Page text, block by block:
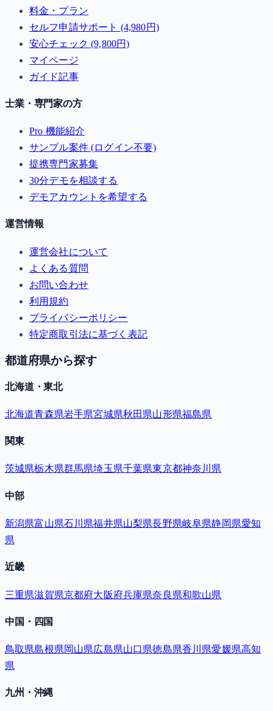
料金・プラン
セルフ申請サポート (4,980円)
安心チェック (9,800円)
マイページ
ガイド記事
士業・専門家の方
Pro 機能紹介
サンプル案件 (ログイン不要)
提携専門家募集
30分デモを相談する
デモアカウントを希望する
運営情報
運営会社について
よくある質問
お問い合わせ
利用規約
プライバシーポリシー
特定商取引法に基づく表記
都道府県から探す
北海道・東北
北海道青森県岩手県宮城県秋田県山形県福島県
関東
茨城県栃木県群馬県埼玉県千葉県東京都神奈川県
中部
新潟県富山県石川県福井県山梨県長野県岐阜県静岡県愛知
県
近畿
三重県滋賀県京都府大阪府兵庫県奈良県和歌山県
中国・四国
鳥取県島根県岡山県広島県山口県徳島県香川県愛媛県高知
県
九州・沖縄